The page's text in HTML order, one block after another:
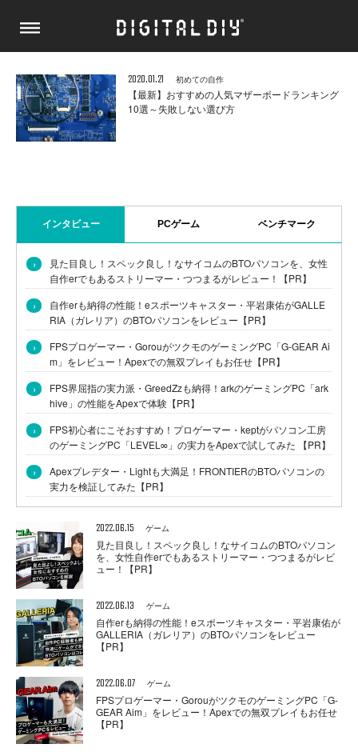
2020.01.21 初めての自作
【最新】おすすめの人気マザーボードランキング
10選～失敗しない選び方
インタビュー PCゲーム ベンチマーク
›
見た目良し！スペック良し！なサイコムのBTOパソコンを、女性
自作erでもあるストリーマー・つつまるがレビュー！【PR】
›
自作erも納得の性能！eスポーツキャスター・平岩康佑がGALLE
RIA（ガレリア）のBTOパソコンをレビュー【PR】
›
FPSプロゲーマー・GorouがツクモのゲーミングPC「G-GEAR Ai
m」をレビュー！Apexでの無双プレイもお任せ【PR】
›
FPS界屈指の実力派・GreedZzも納得！arkのゲーミングPC「ark
hive」の性能をApexで体験【PR】
›
FPS初心者にこそおすすめ！プロゲーマー・keptがパソコン工房
のゲーミングPC「LEVEL∞」の実力をApexで試してみた 【PR】
›
Apexプレデター・Lightも大満足！FRONTIERのBTOパソコンの
実力を検証してみた【PR】
2022.06.15 ゲーム
見た目良し！スペック良し！なサイコムのBTOパソコン
を、女性自作erでもあるストリーマー・つつまるがレビ
ュー！【PR】
2022.06.13 ゲーム
自作erも納得の性能！eスポーツキャスター・平岩康佑が
GALLERIA（ガレリア）のBTOパソコンをレビュー
【PR】
2022.06.07 ゲーム
FPSプロゲーマー・GorouがツクモのゲーミングPC「G-
GEAR Aim」をレビュー！Apexでの無双プレイもお任せ
【PR】